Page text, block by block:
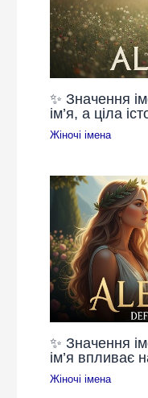
✨ Значення
ім’я, а ціла
Жіночі імена
✨ Значення
ім’я впливає
Жіночі імена